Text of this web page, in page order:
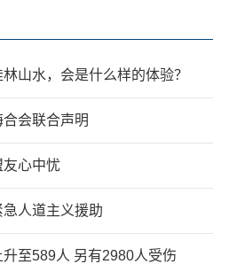
山水，会是什么样的体验？
会联合声明
心中忧
人道主义援助
至589人 另有2980人受伤